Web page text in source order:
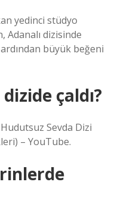
yedinci stüdyo
Adanalı dizisinde
ardından büyük beğeni
çaldı?
Sevda Dizi
– YouTube.